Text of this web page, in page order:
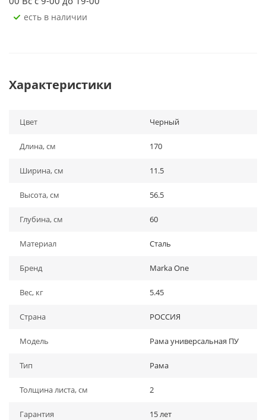
Есть в наличии
Характеристики
Цвет Черный
Длина, см 170
Ширина, см 11.5
Высота, см 56.5
Глубина, см 60
Материал Сталь
Бренд Marka One
Вес, кг 5.45
Страна РОССИЯ
Модель Рама универсальная ПУ
Тип Рама
Толщина листа, см 2
Гарантия 15 лет